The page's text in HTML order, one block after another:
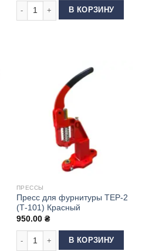
бретелей 15 мм Черный
Количество товара Пресс для
В КОРЗИНУ
(8 матриц в комплекте)
ПРЕССЫ
Пресс для фурнитуры ТЕР-2
(Т-101) Красный
950.00 ₴
Количество товара Пресс для
В КОРЗИНУ